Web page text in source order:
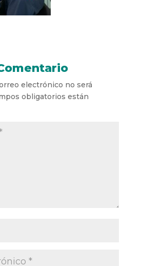
electrónico no será
obligatorios están